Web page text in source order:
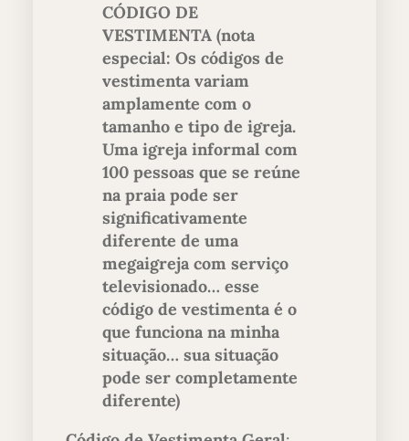
CÓDIGO DE
VESTIMENTA (nota
especial: Os códigos de
vestimenta variam
amplamente com o
tamanho e tipo de igreja.
Uma igreja informal com
100 pessoas que se reúne
na praia pode ser
significativamente
diferente de uma
megaigreja com serviço
televisionado… esse
código de vestimenta é o
que funciona na minha
situação… sua situação
pode ser completamente
diferente)